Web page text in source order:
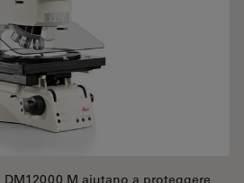
DM12000 M aiutano a proteggere